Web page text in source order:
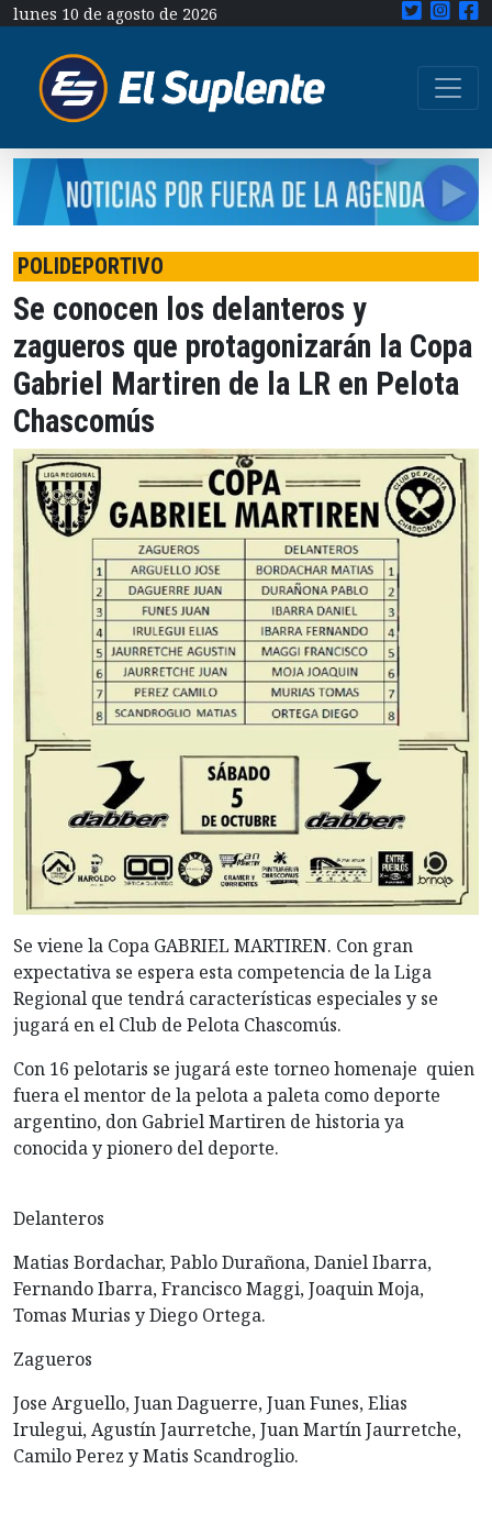
lunes 10 de agosto de 2026
POLIDEPORTIVO
Se conocen los delanteros y
zagueros que protagonizarán la Copa
Gabriel Martiren de la LR en Pelota
Chascomús
Se viene la Copa GABRIEL MARTIREN. Con gran
expectativa se espera esta competencia de la Liga
Regional que tendrá características especiales y se
jugará en el Club de Pelota Chascomús.
Con 16 pelotaris se jugará este torneo homenaje quien
fuera el mentor de la pelota a paleta como deporte
argentino, don Gabriel Martiren de historia ya
conocida y pionero del deporte.
Delanteros
Matias Bordachar, Pablo Durañona, Daniel Ibarra,
Fernando Ibarra, Francisco Maggi, Joaquin Moja,
Tomas Murias y Diego Ortega.
Zagueros
Jose Arguello, Juan Daguerre, Juan Funes, Elias
Irulegui, Agustín Jaurretche, Juan Martín Jaurretche,
Camilo Perez y Matis Scandroglio.